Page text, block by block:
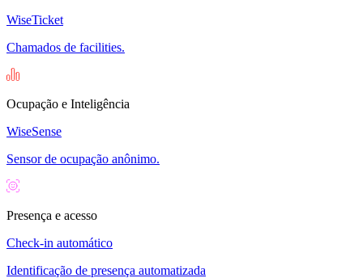
WiseTicket
Chamados de facilities.
Ocupação e Inteligência
WiseSense
Sensor de ocupação anônimo.
Presença e acesso
Check-in automático
Identificação de presença automatizada